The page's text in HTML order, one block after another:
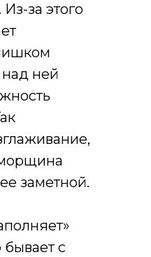
за этого
над ней
заметной.
бывает с